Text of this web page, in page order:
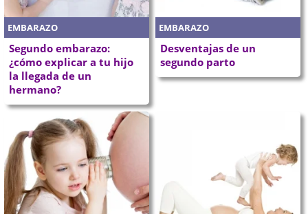
EMBARAZO
Segundo embarazo:
¿cómo explicar a tu hijo
la llegada de un
hermano?
EMBARAZO
Desventajas de un
segundo parto